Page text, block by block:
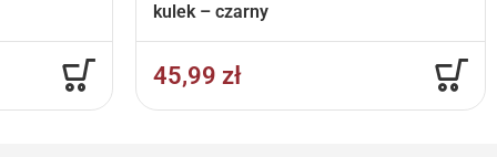
kulek – czarny
45,99 zł